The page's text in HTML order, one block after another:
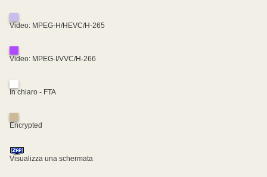
Video: MPEG-H/HEVC/H-265
Video: MPEG-I/VVC/H-266
In chiaro - FTA
Encrypted
Visualizza una schermata